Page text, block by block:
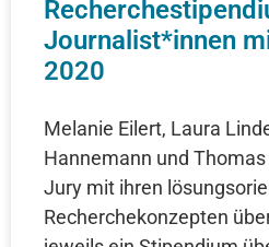
Journalist*innen
2020
Melanie Eilert, Laura
Hannemann und
Jury mit ihren
Recherchekonzepten